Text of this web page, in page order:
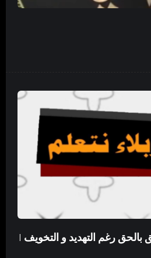
بالحق رغم التهديد و التخويف |